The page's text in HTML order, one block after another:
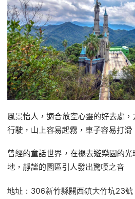
風景怡人，適合放空心靈的好去處
行駛，山上容易起霧，車子容易打滑
曾經的童話世界，在褪去遊樂園的
地，靜謐的園區引人發出驚嘆之音
地址： 306新竹縣關西鎮大竹坑23號